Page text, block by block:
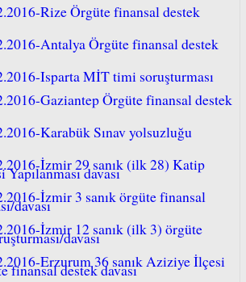
Rize Örgüte finansal destek
Antalya Örgüte finansal destek
Isparta MİT timi soruşturması
Gaziantep Örgüte finansal destek
Karabük Sınav yolsuzluğu
İzmir 29 sanık (ilk 28) Katip
davası
İzmir 3 sanık örgüte finansal
davası
İzmir 12 sanık (ilk 3) örgüte
davası
Erzurum 36 sanık Aziziye İlçesi
finansal destek davası